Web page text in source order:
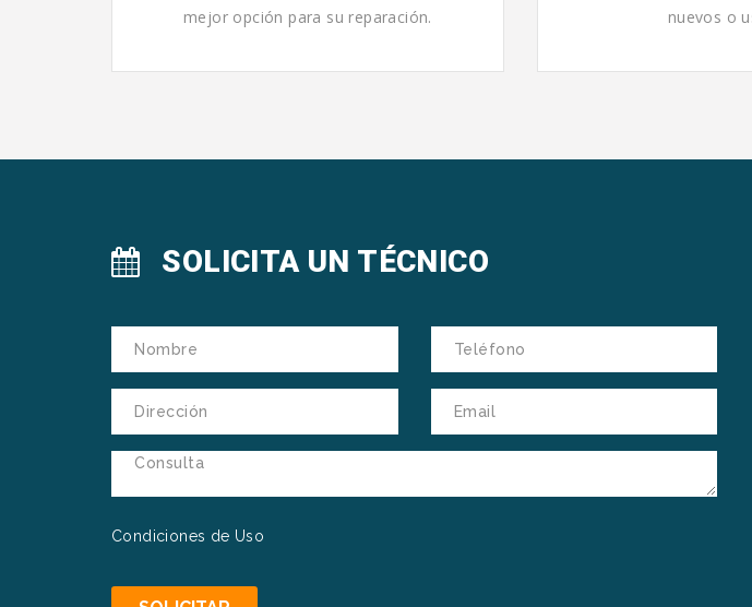
mejor opción para su reparación.
nuevos o
SOLICITA UN TÉCNICO
Condiciones de Uso